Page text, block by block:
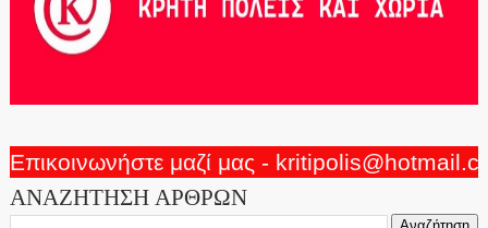
Επικοινωνήστε μαζί μας -
ΑΝΑΖΗΤΗΣΗ ΑΡΘΡΩΝ